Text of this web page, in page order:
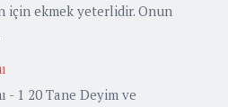
için ekmek yeterlidir. Onun
- 1 20 Tane Deyim ve